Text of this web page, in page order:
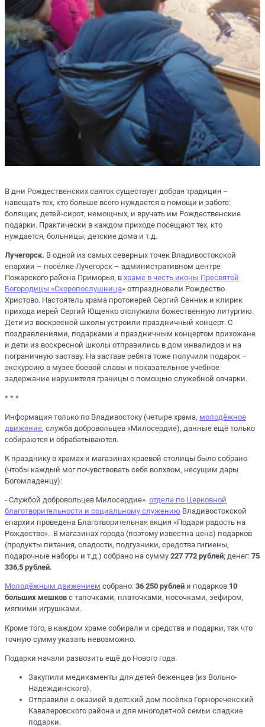
В дни Рождественских святок существует добрая традиция –
навещать тех, кто больше всего нуждается в помощи и заботе:
болящих, детей-сирот, немощных, и вручать им Рождественские
подарки. Практически в каждом приходе посещают тех, кто
нуждается, больницы, детские дома и т.д.
Лучегорск. В одной из самых северных точек Владивостокской
епархии – посёлке Лучегорск – административном центре
Пожарского района Приморья, в храме в честь иконы Пресвятой
Богородицы «Скоропослушница» отпраздновали Рождество
Христово. Настоятель храма протоиерей Сергий Сенник и клирик
прихода иерей Сергий Ющенко отслужили божественную литургию.
Дети из воскресной школы устроили праздничный концерт. С
поздравлениями, подарками и праздничным концертом прихожане
и дети из воскресной школы отправились в дом инвалидов и на
пограничную заставу. На заставе ребята тоже получили подарок –
экскурсию в музее боевой славы и показательное учебное
задержание нарушителя границы с помощью служебной овчарки.
* * *
Информация только по Владивостоку (четыре храма, молодёжное
движение, служба добровольцев «Милосердие), данные ещё только
собираются и обрабатываются.
К празднику в храмах и магазинах краевой столицы было собрано
(чтобы каждый мог почувствовать себя волхвом, несущим дары
Богомладенцу):
- Службой добровольцев Милосердие» отдела по Церковной
благотворительности и социальному служению Владивостокской
епархии проведена Благотворительная акция «Подари радость на
Рождество». В магазинах города (поэтому известна цена) подарков
(продукты питания, сладости, подгузники, средства гигиены,
подарочные наборы и т.д.) собрано на сумму 227 772 рублей; денег: 75
336,5 рублей.
Молодёжным движением собрано: 36 250 рублей и подарков 10
больших мешков с тапочками, платочками, носочками, зефиром,
мягкими игрушками.
Кроме того, в каждом храме собирали и средства и подарки, так что
точную сумму указать невозможно.
Подарки начали развозить ещё до Нового года.
Закупили медикаменты для детей беженцев (из Вольно-
Надеждинского).
Отправили с оказией в детский дом посёлка Горнореченский
Кавалеровского района и для многодетной семьи сладкие
подарки.